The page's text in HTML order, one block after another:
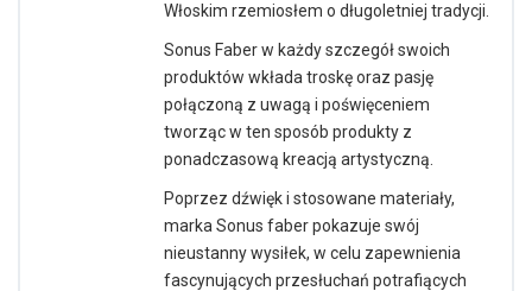
Włoskim rzemiosłem o długoletniej tradycji.
Sonus Faber w każdy szczegół swoich
produktów wkłada troskę oraz pasję
połączoną z uwagą i poświęceniem
tworząc w ten sposób produkty z
ponadczasową kreacją artystyczną.
Poprzez dźwięk i stosowane materiały,
marka Sonus faber pokazuje swój
nieustanny wysiłek, w celu zapewnienia
fascynujących przesłuchań potrafiących